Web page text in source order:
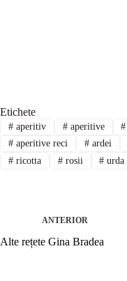
Etichete
#aperitiv #aperitive #
#aperitive reci #ardei
#ricotta #rosii # urda
ANTERIOR
Alte rețete Gina Bradea